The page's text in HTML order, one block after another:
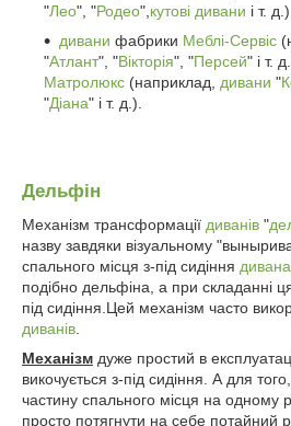
"Лео", "Родео", кутові дивани і т. д.),
дивани фабрики Меблі-Сервіс
"Атлант", "Вікторія", "Персей" і т.
Матролюкс (наприклад, дивани "
"Діана" і т. д.).
Дельфін
Механізм трансформації диванів "
назву завдяки візуальному
спального місця з-під сидіння дивана
подібно дельфіна, а при складанні
під сидіння.Цей механізм часто
диванів
Механізм дуже простий в
викочується з-під сидіння. А для
частину спального місця на одному
просто потягнути на себе потайний